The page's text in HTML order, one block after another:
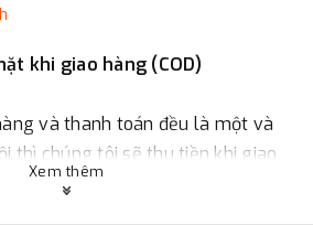
khi giao hàng (COD)
và thanh toán đều là một và
thì chúng tôi sẽ thu tiền khi giao
đặt tiền trước một phần giá trị đơn
Xem thêm